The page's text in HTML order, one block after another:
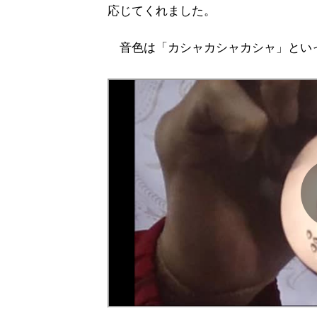
応じてくれました。
音色は「カシャカシャカシャ」とい